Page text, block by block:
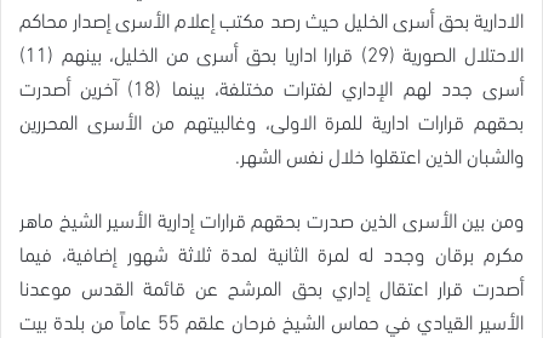
الادارية بحق أسرى الخليل حيث رصد مكتب إعلام الأسرى إصدار محاكم
الاحتلال الصورية (29) قرارا اداريا بحق أسرى من الخليل، بينهم (11)
أسرى جدد لهم الإداري لفترات مختلفة، بينما (18) آخرين أصدرت
بحقهم قرارات ادارية للمرة الاولى، وغالبيتهم من الأسرى المحررين
والشبان الذين اعتقلوا خلال نفس الشهر.
ومن بين الأسرى الذين صدرت بحقهم قرارات إدارية الأسير الشيخ ماهر
مكرم برقان وجدد له لمرة الثانية لمدة ثلاثة شهور إضافية، فيما
أصدرت قرار اعتقال إداري بحق المرشح عن قائمة القدس موعدنا
الأسير القيادي في حماس الشيخ فرحان علقم 55 عاماً من بلدة بيت